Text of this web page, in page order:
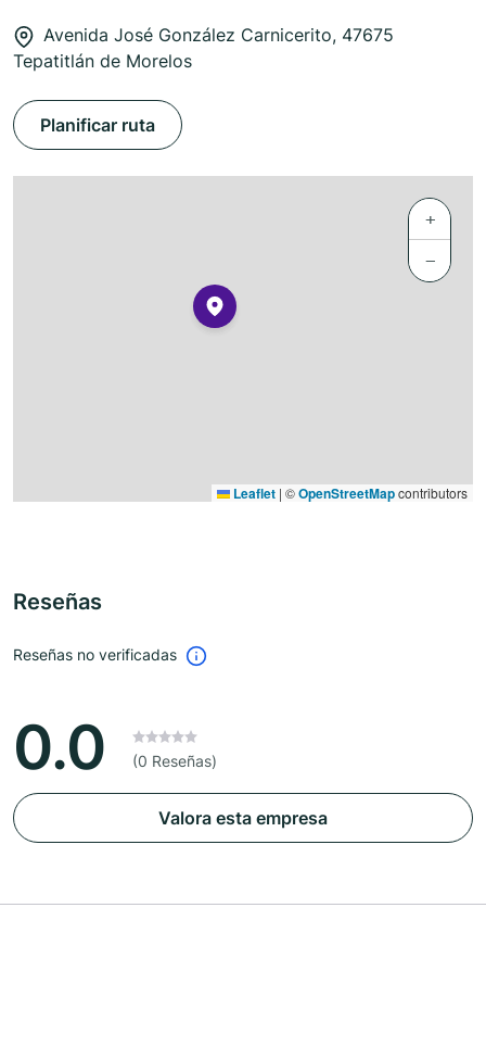
Avenida José González Carnicerito, 47675
Tepatitlán de Morelos
Planificar ruta
+
−
Leaflet | ©OpenStreetMapcontributors
Reseñas
Reseñas no verificadas
0.0 (0 Reseñas)
Valora esta empresa